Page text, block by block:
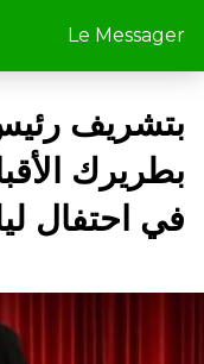
Le Messager
بتشريف
بطريرك
في احتفال